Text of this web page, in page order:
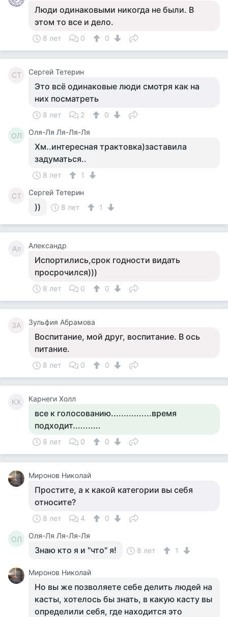
Люди одинаковыми никогда не были. В
этом то все и дело.
8 лет 0 0
СТ Сергей Тетерин
Это всё одинаковые люди смотря как на
них посматреть
8 лет 2 0
ОЛ Оля-Ля Ля-Ля-Ля
Хм..интересная трактовка)заставила
задуматься..
8 лет 1
СТ Сергей Тетерин
)) 8 лет 1
Ал Александр
Испортились,срок годности видать
просрочился)))
8 лет 0 0
ЗА Зульфия Абрамова
Воспитание, мой друг, воспитание. В ось
питание.
8 лет 0 0
КХ Карнеги Холл
все к голосованию................время
подходит...........
8 лет 0 0
Миронов Николай
Простите, а к какой категории вы себя
относите?
8 лет 4 0
ОЛ Оля-Ля Ля-Ля-Ля
Знаю кто я и "что" я! 8 лет 1
Миронов Николай
Но вы же позволяете себе делить людей на
касты, хотелось бы знать, в какую касту вы
определили себя, где находится это